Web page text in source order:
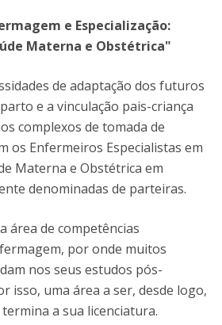
e Especialização:
Materna e Obstétrica"
de adaptação dos futuros
e a vinculação pais-criança
complexos de tomada de
os Enfermeiros Especialistas em
Materna e Obstétrica em
denominadas de parteiras.
área de competências
por onde muitos
nos seus estudos pós-
isso, uma área a ser, desde logo,
a sua licenciatura.